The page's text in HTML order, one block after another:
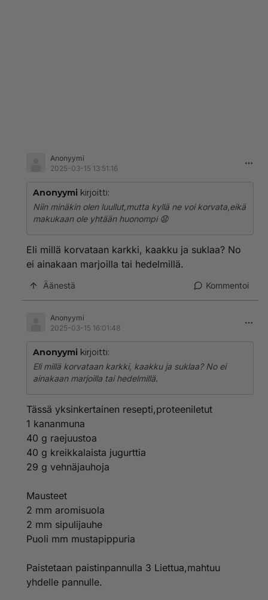
Anonyymi
2025-03-15 13:51:16
Anonyymi kirjoitti:
Niin minäkin olen luullut,mutta kyllä ne voi korvata,eikä
makukaan ole yhtään huonompi 😧
Eli millä korvataan karkki, kaakku ja suklaa? No
ei ainakaan marjoilla tai hedelmillä.
Äänestä Kommentoi
Anonyymi
2025-03-15 16:01:48
Anonyymi kirjoitti:
Eli millä korvataan karkki, kaakku ja suklaa? No ei
ainakaan marjoilla tai hedelmillä.
Tässä yksinkertainen resepti,proteeniletut
1 kananmuna
40 g raejuustoa
40 g kreikkalaista jugurttia
29 g vehnäjauhoja
Mausteet
2 mm aromisuola
2 mm sipulijauhe
Puoli mm mustapippuria
Paistetaan paistinpannulla 3 Liettua,mahtuu
yhdelle pannulle.